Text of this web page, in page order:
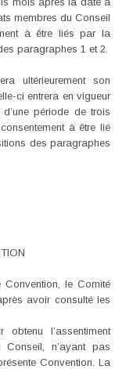
membres du Conseil
à être liés par la
paragraphes 1 et 2.
ultérieurement son
ci entrera en vigueur
période de trois
à être lié
des paragraphes
Convention, le Comité
avoir consulté les
l’assentiment
n’ayant pas
Convention. La